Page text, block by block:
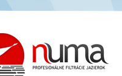
numa